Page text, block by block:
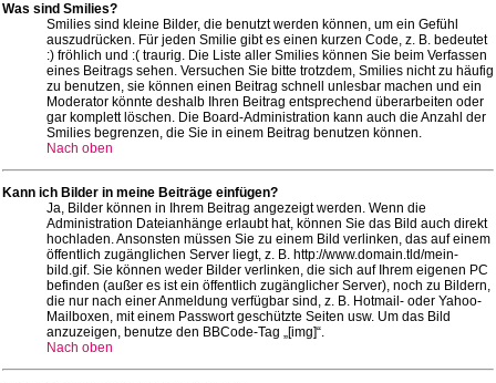
Was sind Smilies?
Smilies sind kleine Bilder, die benutzt werden können, um ein Gefühl
auszudrücken. Für jeden Smilie gibt es einen kurzen Code, z. B. bedeutet
:) fröhlich und :( traurig. Die Liste aller Smilies können Sie beim Verfassen
eines Beitrags sehen. Versuchen Sie bitte trotzdem, Smilies nicht zu häufig
zu benutzen, sie können einen Beitrag schnell unlesbar machen und ein
Moderator könnte deshalb Ihren Beitrag entsprechend überarbeiten oder
gar komplett löschen. Die Board-Administration kann auch die Anzahl der
Smilies begrenzen, die Sie in einem Beitrag benutzen können.
Nach oben
Kann ich Bilder in meine Beiträge einfügen?
Ja, Bilder können in Ihrem Beitrag angezeigt werden. Wenn die
Administration Dateianhänge erlaubt hat, können Sie das Bild auch direkt
hochladen. Ansonsten müssen Sie zu einem Bild verlinken, das auf einem
öffentlich zugänglichen Server liegt, z. B. http://www.domain.tld/mein-
bild.gif. Sie können weder Bilder verlinken, die sich auf Ihrem eigenen PC
befinden (außer es ist ein öffentlich zugänglicher Server), noch zu Bildern,
die nur nach einer Anmeldung verfügbar sind, z. B. Hotmail- oder Yahoo-
Mailboxen, mit einem Passwort geschützte Seiten usw. Um das Bild
anzuzeigen, benutze den BBCode-Tag „[img]“.
Nach oben